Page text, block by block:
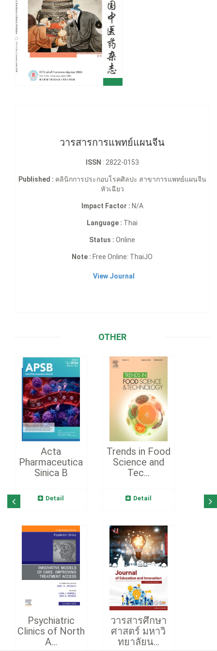
วารสารการแพทย์แผนจีน
ISSN : 2822-0153
Published : คลินิกการประกอบโรคศิลปะ สาขาการแพทย์แผนจีน
หัวเฉียว
Impact Factor : N/A
Language : Thai
Status : Online
Note : Free Online: ThaiJO
View Journal
OTHER
Acta
Pharmaceutica
Sinica B
Detail
Trends in Food
Science and
Tec...
Detail
Psychiatric
Clinics of North
A...
วารสารศึกษา
ศาสตร์ มหาวิ
ทยาลัยน...